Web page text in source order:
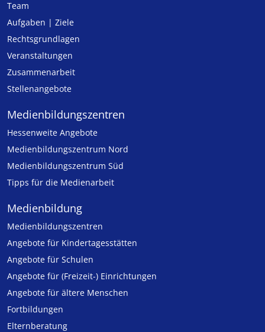
Team
Aufgaben | Ziele
Rechtsgrundlagen
Veranstaltungen
Zusammenarbeit
Stellenangebote
Medien­bildungs­zentren
Hessenweite Angebote
Medienbildungszentrum Nord
Medienbildungszentrum Süd
Tipps für die Medienarbeit
Medienbildung
Medien­bildungs­zentren
Angebote für Kinder­tages­stätten
Angebote für Schulen
Angebote für (Freizeit-) Ein­rich­tungen
Angebote für ältere Menschen
Fortbildungen
Elternberatung